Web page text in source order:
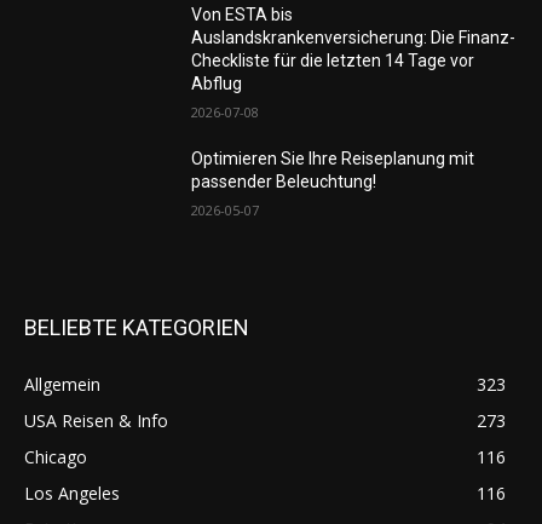
Von ESTA bis
Auslandskrankenversicherung: Die Finanz-
Checkliste für die letzten 14 Tage vor
Abflug
2026-07-08
Optimieren Sie Ihre Reiseplanung mit
passender Beleuchtung!
2026-05-07
BELIEBTE KATEGORIEN
Allgemein
323
USA Reisen & Info
273
Chicago
116
Los Angeles
116